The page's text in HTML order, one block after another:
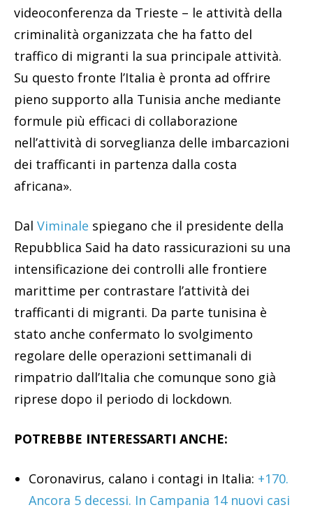
videoconferenza da Trieste – le attività della
criminalità organizzata che ha fatto del
traffico di migranti la sua principale attività.
Su questo fronte l’Italia è pronta ad offrire
pieno supporto alla Tunisia anche mediante
formule più efficaci di collaborazione
nell’attività di sorveglianza delle imbarcazioni
dei trafficanti in partenza dalla costa
africana».
Dal Viminale spiegano che il presidente della
Repubblica Said ha dato rassicurazioni su una
intensificazione dei controlli alle frontiere
marittime per contrastare l’attività dei
trafficanti di migranti. Da parte tunisina è
stato anche confermato lo svolgimento
regolare delle operazioni settimanali di
rimpatrio dall’Italia che comunque sono già
riprese dopo il periodo di lockdown.
POTREBBE INTERESSARTI ANCHE:
Coronavirus, calano i contagi in Italia: +170.
Ancora 5 decessi. In Campania 14 nuovi casi